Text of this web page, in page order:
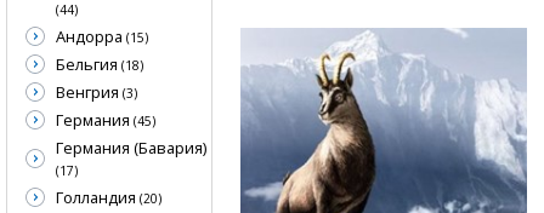
(44)
Андорра (15)
Бельгия (18)
Венгрия (3)
Германия (45)
Германия (Бавария)
(17)
Голландия (20)